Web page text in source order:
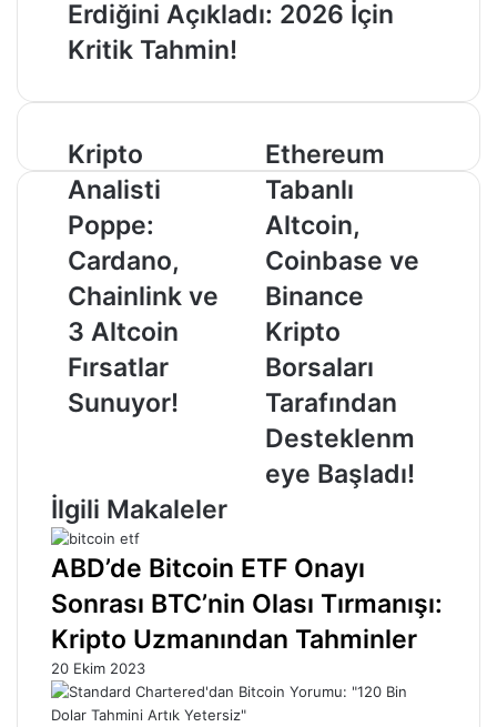
Erdiğini Açıkladı: 2026 İçin
Kritik Tahmin!
Kripto
Analisti
Poppe:
Cardano,
Chainlink
ve
3
Altcoin
Fırsatlar
Sunuyor!
Kripto
Analisti
Poppe:
Cardano,
Chainlink ve
3 Altcoin
Fırsatlar
Sunuyor!
Ethereum
Tabanlı
Altcoin,
Coinbase
ve
Binance
Kripto
Borsaları
Tarafından
Desteklenmeye
Başladı!
Ethereum
Tabanlı
Altcoin,
Coinbase ve
Binance
Kripto
Borsaları
Tarafından
Desteklenm
eye Başladı!
İlgili Makaleler
ABD’de Bitcoin ETF Onayı
Sonrası BTC’nin Olası Tırmanışı:
Kripto Uzmanından Tahminler
20 Ekim 2023